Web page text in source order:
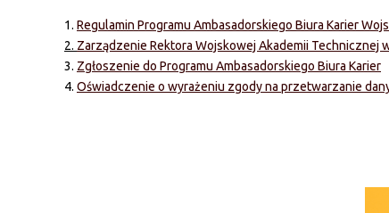
1. Regulamin Programu Ambasadorskiego Biura Karier
2. Zarządzenie Rektora Wojskowej Akademii Technicznej
3. Zgłoszenie do Programu Ambasadorskiego Biura Karier
4. Oświadczenie o wyrażeniu zgody na przetwarzanie